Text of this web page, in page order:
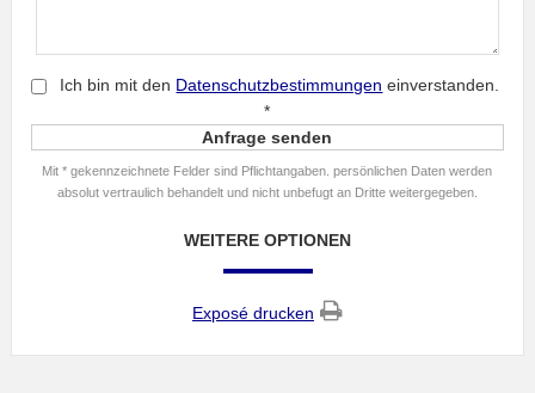
Ich bin mit den Datenschutzbestimmungen einverstanden.
*
Mit * gekennzeichnete Felder sind Pflichtangaben. persönlichen Daten werden
absolut vertraulich behandelt und nicht unbefugt an Dritte weitergegeben.
WEITERE OPTIONEN
Exposé drucken